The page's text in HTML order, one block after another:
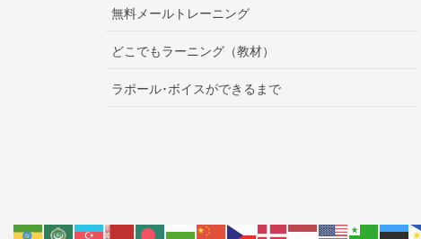
無料メールトレーニング
どこでもラーニング（教材）
ラポール･ボイスができるまで